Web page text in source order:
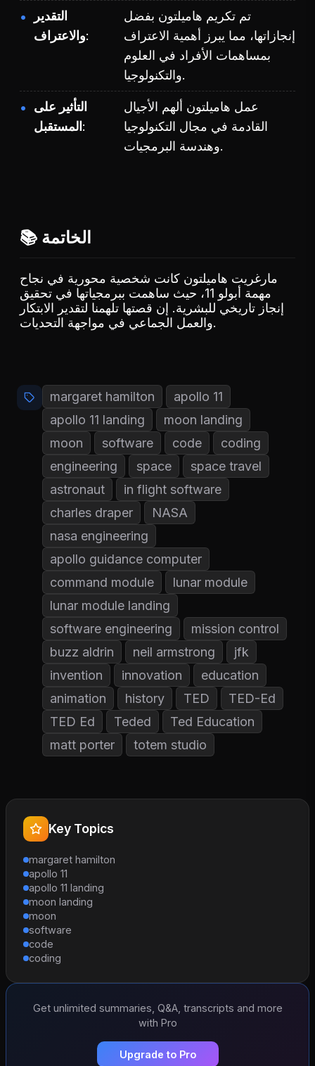
التقدير
والاعتراف
تم تكريم هاميلتون بفضل
إنجازاتها، مما يبرز أهمية الاعتراف
بمساهمات الأفراد في العلوم
والتكنولوجيا.
التأثير على
المستقبل
عمل هاميلتون ألهم الأجيال
القادمة في مجال التكنولوجيا
وهندسة البرمجيات.
📚 الخاتمة
مارغريت هاميلتون كانت شخصية محورية في نجاح
مهمة أبولو 11، حيث ساهمت ببرمجياتها في تحقيق
إنجاز تاريخي للبشرية. إن قصتها تلهمنا لتقدير الابتكار
والعمل الجماعي في مواجهة التحديات.
margaret hamilton
apollo 11
apollo 11 landing
moon landing
moon
software code
coding
engineering
space
space travel
astronaut
in flight software
charles draper
NASA
nasa engineering
apollo guidance computer
command module
lunar module
lunar module landing
software engineering
mission control
buzz aldrin
neil armstrong
jfk
invention
innovation
education
animation
history TED
TED-Ed
TED Ed
Teded
Ted Education
matt porter
totem studio
Key Topics
margaret hamilton
apollo 11
apollo 11 landing
moon landing
moon
software
code
coding
Get unlimited summaries, Q&A, transcripts and more
with Pro
Upgrade to Pro